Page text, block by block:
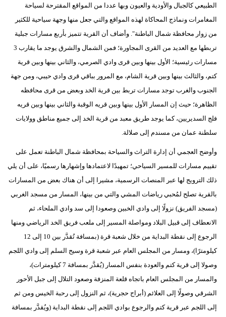
الطبيعي كالجبال والأودية والعيون وبها عددا من المواقع المقترحة لسياحة
المغامرات ونماذج المحاكاة لهذه المواقع والتي جعل منها وجهة سياحية للكثير
من زوار محافظة شمال الباطنة". وأضاف أن القرية تتميز بأربع مسارات جبلية
تربطها مع العديد من القرى المجاورة؛ فمن الشمال والشرق يوجد ما يقارب 3
مسارات رئيسية؛ الأول بينها وبين قرى وادي الصرمي، والثاني بينها وبين قرية
كتم، والثالث بينها وبين قرية الشام، مع المرور بباقي قرى وادي حيبي، ومن جهة
الجنوب والغرب توجد مسارات تربط بين قرية الخد وبعض من قرى محافظه
الظاهرة؛ حيث إن المسار الأول بينها وبين قريه الوقبة والثاني بينها وبين قريه
فلج السديريين، كما يوجد طريق معبد من قرية الخد إلى جميع مناطق وولايات
سلطنة عمان من مسندم إلى صلالة.
وأوضح العجمي أن إدارة التراث والسياحة بمحافظة شمال الباطنة تعمل على
تقييم مسارات للمسير السياحي؛ تمهيدًا لاعتمادها وإشهارها رسميًا، على أن يلي
ذلك الترويج لها عبر المنصات الرسمية، مشيرا إلى أن هناك بعض من المسارات
بالقرية تصلح لمُحبي رياضات المشي والتي من بينها، المسار من مسجد الغربي
(مسجد الفريق) نزولًا إلى وادي الخبين وصعودا إلى سد وادي الملحاء، ثم
الانعطاف إلى قبيل البلاد ومواصلة المسير إلى ملعب فريق الخد الرياضي ومنها
الرجوع إلى نقطة البداية من خلال شعبة قرة (بمسافة تُقدَّر بين 10 إلى 12
كيلومترًا)، ومسار من المجلس العام عبر شعبة قرة وسيح السلم إلى وادي اللجم
وصولا إلى قرية كتم والعودة بنفس المسار (يُقدَّر بمسافة 7 كيلومترات)،
والمسار من المجلس العام باتجاه قلعة المنزفة وصعود التلال إلى جبل الأحور
الشرقي وصولًا إلى العلائم (أبراج حجرية)، ثم النزول إلى رحبة الخيس ومن ثم
إلى اللجم عبر قرية كتم والرجوع بوادي اللجم إلى نقطة البداية (ويُقدَّر بمسافة